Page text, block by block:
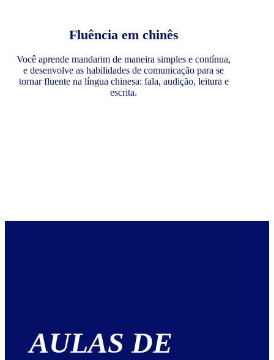
Fluência em chinês
Você aprende mandarim de maneira simples e contínua,
e desenvolve as habilidades de comunicação para se
tornar fluente na língua chinesa: fala, audição, leitura e
escrita.
AULAS DE